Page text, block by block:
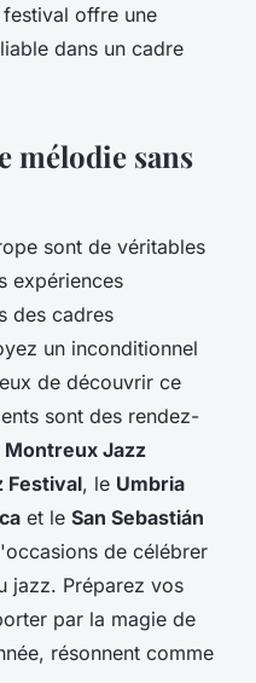
offre une
dans un cadre
mélodie sans
sont de véritables
expériences
des cadres
un inconditionnel
de découvrir ce
sont des rendez-
Montreux Jazz
Festival, le Umbria
et le San Sebastián
de célébrer
jazz. Préparez vos
par la magie de
résonnent comme